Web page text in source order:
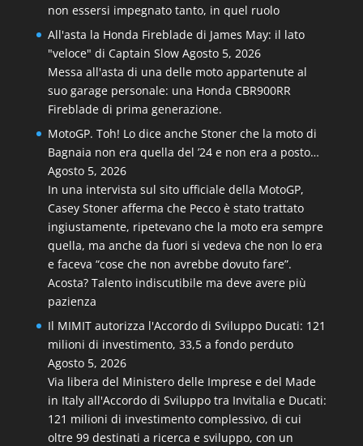
non essersi impegnato tanto, in quel ruolo
All'asta la Honda Fireblade di James May: il lato
"veloce" di Captain Slow Agosto 5, 2026
Messa all'asta di una delle moto appartenute al
suo garage personale: una Honda CBR900RR
Fireblade di prima generazione.
MotoGP. Toh! Lo dice anche Stoner che la moto di
Bagnaia non era quella del ’24 e non era a posto…
Agosto 5, 2026
In una intervista sul sito ufficiale della MotoGP,
Casey Stoner afferma che Pecco è stato trattato
ingiustamente, ripetevano che la moto era sempre
quella, ma anche da fuori si vedeva che non lo era
e faceva “cose che non avrebbe dovuto fare”.
Acosta? Talento indiscutibile ma deve avere più
pazienza
Il MIMIT autorizza l'Accordo di Sviluppo Ducati: 121
milioni di investimento, 33,5 a fondo perduto
Agosto 5, 2026
Via libera del Ministero delle Imprese e del Made
in Italy all'Accordo di Sviluppo tra Invitalia e Ducati:
121 milioni di investimento complessivo, di cui
oltre 99 destinati a ricerca e sviluppo, con un